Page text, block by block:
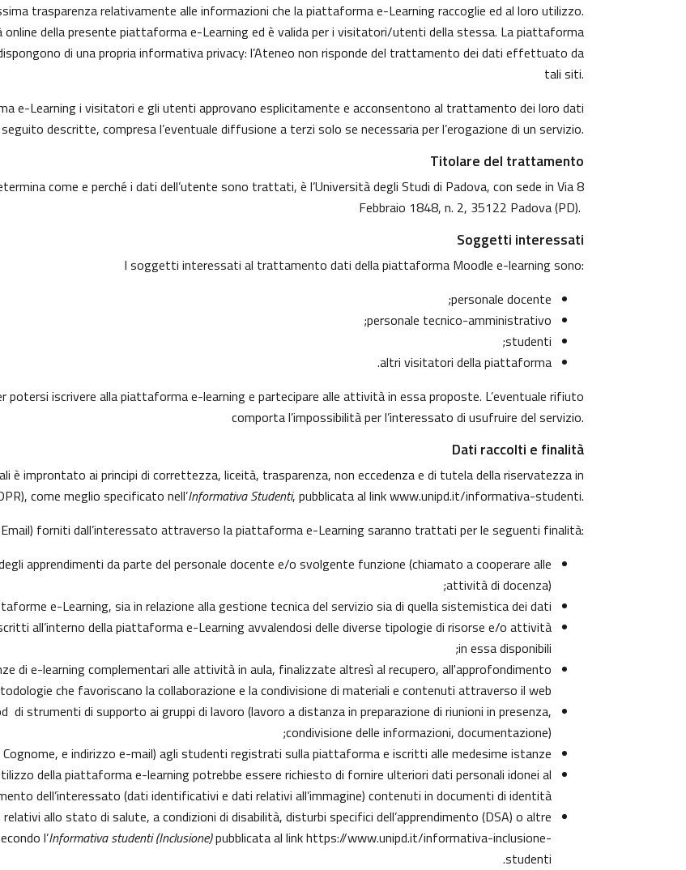
trasparenza relativamente alle informazioni che la piattaforma e-Learning raccoglie ed al loro utilizzo.
online della presente piattaforma e-Learning ed è valida per i visitatori/utenti della stessa. La piattaforma
di una propria informativa privacy: l’Ateneo non risponde del trattamento dei dati effettuato da
tali siti.
e-Learning i visitatori e gli utenti approvano esplicitamente e acconsentono al trattamento dei loro dati
descritte, compresa l’eventuale diffusione a terzi solo se necessaria per l’erogazione di un servizio.
Titolare del trattamento
come e perché i dati dell’utente sono trattati, è l’Università degli Studi di Padova, con sede in Via 8
Febbraio 1848, n. 2, 35122 Padova (PD).
Soggetti interessati
I soggetti interessati al trattamento dati della piattaforma Moodle e-learning sono:
personale docente;
personale tecnico-amministrativo;
studenti;
altri visitatori della piattaforma.
potersi iscrivere alla piattaforma e-learning e partecipare alle attività in essa proposte. L’eventuale rifiuto
comporta l’impossibilità per l’interessato di usufruire del servizio.
Dati raccolti e finalità
è improntato ai principi di correttezza, liceità, trasparenza, non eccedenza e di tutela della riservatezza in
come meglio specificato nell’Informativa Studenti, pubblicata al linkwww.unipd.it/informativa-studenti.
forniti dall’interessato attraverso la piattaforma e-Learning saranno trattati per le seguenti finalità:
apprendimenti da parte del personale docente e/o svolgente funzione (chiamato a cooperare alle
attività di docenza);
e-Learning, sia in relazione alla gestione tecnica del servizio sia di quella sistemistica dei dati;
all’interno della piattaforma e-Learning avvalendosi delle diverse tipologie di risorse e/o attività
in essa disponibili;
di e-learning complementari alle attività in aula, finalizzate altresì al recupero, all'approfondimento
che favoriscano la collaborazione e la condivisione di materiali e contenuti attraverso il web;
di strumenti di supporto ai gruppi di lavoro (lavoro a distanza in preparazione di riunioni in presenza,
condivisione delle informazioni, documentazione);
e indirizzo e-mail) agli studenti registrati sulla piattaforma e iscritti alle medesime istanze;
della piattaforma e-learning potrebbe essere richiesto di fornire ulteriori dati personali idonei al
dell’interessato (dati identificativi e dati relativi all’immagine) contenuti in documenti di identità;
allo stato di salute, a condizioni di disabilità, disturbi specifici dell’apprendimento (DSA) o altre
l’Informativa studenti (Inclusione)pubblicata al linkhttps://www.unipd.it/informativa-inclusione-
studenti
.